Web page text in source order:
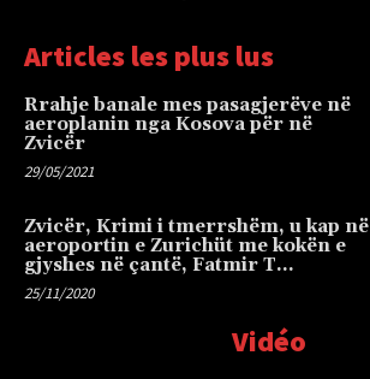
Articles les plus lus
Rrahje banale mes pasagjerëve në
aeroplanin nga Kosova për në
Zvicër
29/05/2021
Zvicër, Krimi i tmerrshëm, u kap në
aeroportin e Zurichüt me kokën e
gjyshes në çantë, Fatmir T…
25/11/2020
Vidéo